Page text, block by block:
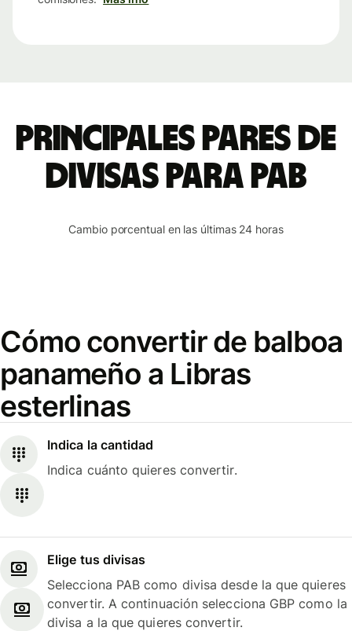
Principales pares de
divisas para PAB
Cambio porcentual en las últimas 24 horas
Cómo convertir de balboa
panameño a Libras
esterlinas
Indica la cantidad
Indica cuánto quieres convertir.
Elige tus divisas
Selecciona PAB como divisa desde la que quieres
convertir. A continuación selecciona GBP como la
divisa a la que quieres convertir.